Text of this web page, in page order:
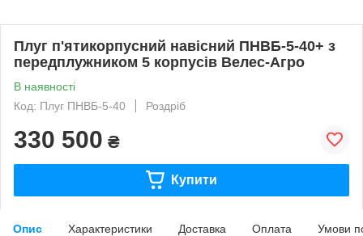
Плуг п'ятикорпусний навісний ПНВБ-5-40+ з
передплужником 5 корпусів Велес-Агро
В наявності
Код: Плуг ПНВБ-5-40
Роздріб
330 500 ₴
Купити
Опис Характеристики Доставка Оплата Умови